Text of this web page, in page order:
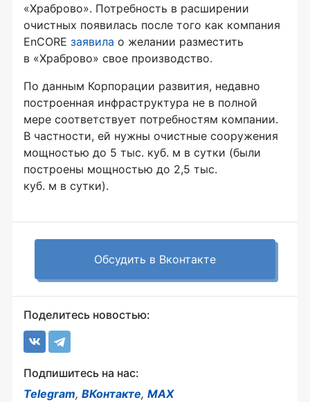
«Храброво». Потребность в расширении
очистных появилась после того как компания
EnCORE заявила о желании разместить
в «Храброво» свое производство.
По данным Корпорации развития, недавно
построенная инфраструктура не в полной
мере соответствует потребностям компании.
В частности, ей нужны очистные сооружения
мощностью до 5 тыс. куб. м в сутки (были
построены мощностью до 2,5 тыс.
куб. м в сутки).
Обсудить в Вконтакте
Поделитесь новостью:
Подпишитесь на нас:
Telegram, ВКонтакте, MAX